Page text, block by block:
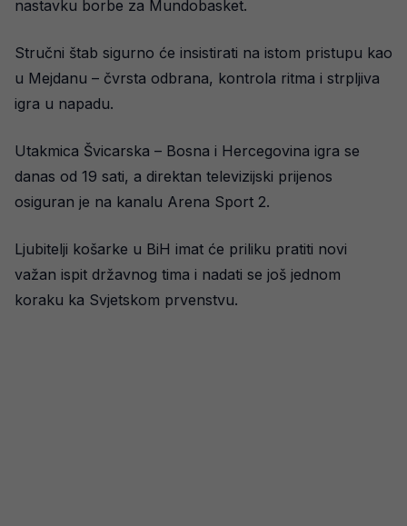
nastavku borbe za Mundobasket.
Stručni štab sigurno će insistirati na istom pristupu kao
u Mejdanu – čvrsta odbrana, kontrola ritma i strpljiva
igra u napadu.
Utakmica Švicarska – Bosna i Hercegovina igra se
danas od 19 sati, a direktan televizijski prijenos
osiguran je na kanalu Arena Sport 2.
Ljubitelji košarke u BiH imat će priliku pratiti novi
važan ispit državnog tima i nadati se još jednom
koraku ka Svjetskom prvenstvu.